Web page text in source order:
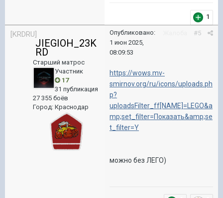
1
[KRDRU]
JIEGIOH_23K
RD
Старший матрос
Участник
17
31 публикация
27 355 боёв
Город: Краснодар
#5
Опубликовано:
1 июн 2025,
08:09:53
https://wows.mv-
smirnov.org/ru/icons/uploads.ph
p?
uploadsFilter_ff[NAME]=LEGO&a
mp;set_filter=Показать&amp;se
t_filter=Y
можно без ЛЕГО)